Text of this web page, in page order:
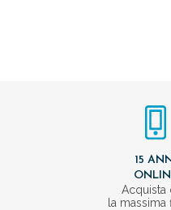
15
Acquista
la massima